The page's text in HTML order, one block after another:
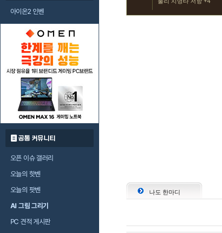
아이온2 인벤
공통 커뮤니티
오픈 이슈 갤러리
오늘의 핫벤
오늘의 팟벤
AI 그림 그리기
PC 견적 게시판
나도 한마디